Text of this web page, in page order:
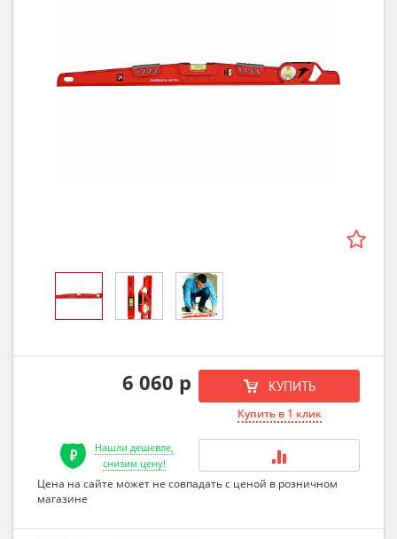
6 060 р КУПИТЬ
Купить в 1 клик
Нашли дешевле,
снизим цену!
Цена на сайте может не совпадать с ценой в розничном
магазине